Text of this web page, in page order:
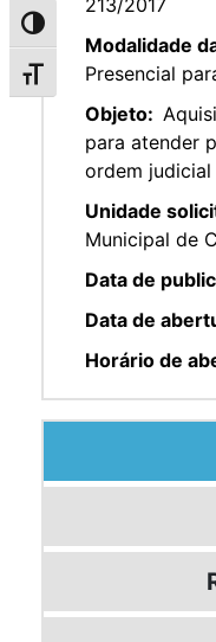
Alternar alto contraste
Alternar tamanho da
Modalidade
Presencial
Objeto:
para atender
ordem judicial
Unidade
Municipal de
Data de
Data de
Horário de